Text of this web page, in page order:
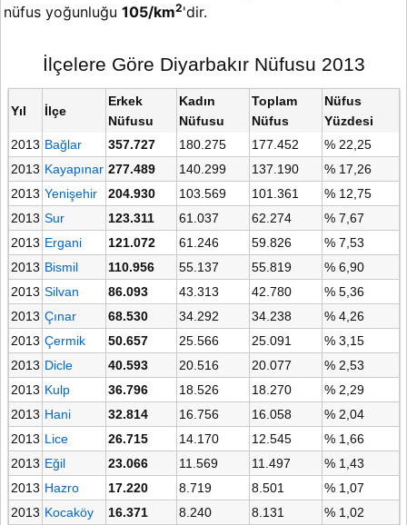
nüfus yoğunluğu 105/km2'dir.
İlçelere Göre Diyarbakır Nüfusu 2013
Yıl İlçe
Erkek
Nüfusu
Kadın
Nüfusu
Toplam
Nüfus
Nüfus
Yüzdesi
2013 Bağlar 357.727 180.275 177.452
% 22,25
2013 Kayapınar 277.489 140.299 137.190
% 17,26
2013 Yenişehir 204.930 103.569 101.361
% 12,75
2013 Sur 123.311 61.037 62.274
% 7,67
2013 Ergani 121.072 61.246 59.826
% 7,53
2013 Bismil 110.956 55.137 55.819
% 6,90
2013 Silvan 86.093 43.313 42.780
% 5,36
2013 Çınar 68.530 34.292 34.238
% 4,26
2013 Çermik 50.657 25.566 25.091
% 3,15
2013 Dicle 40.593 20.516 20.077
% 2,53
2013 Kulp 36.796 18.526 18.270
% 2,29
2013 Hani 32.814 16.756 16.058
% 2,04
2013 Lice 26.715 14.170 12.545
% 1,66
2013 Eğil 23.066 11.569 11.497
% 1,43
2013 Hazro 17.220 8.719 8.501
% 1,07
2013 Kocaköy 16.371 8.240 8.131
% 1,02